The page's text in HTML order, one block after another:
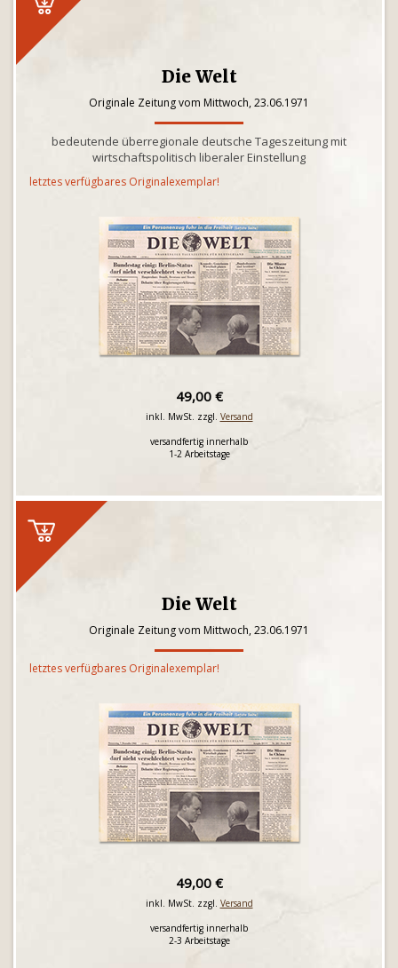
Die Welt
Originale Zeitung vom Mittwoch, 23.06.1971
bedeutende überregionale deutsche Tageszeitung mit
wirtschaftspolitisch liberaler Einstellung
letztes verfügbares Originalexemplar!
49,00 €
inkl. MwSt. zzgl. Versand
versandfertig innerhalb
1-2 Arbeitstage
Die Welt
Originale Zeitung vom Mittwoch, 23.06.1971
letztes verfügbares Originalexemplar!
49,00 €
inkl. MwSt. zzgl. Versand
versandfertig innerhalb
2-3 Arbeitstage